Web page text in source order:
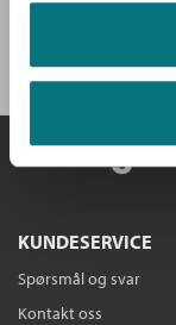
KUNDESERVICE
Spørsmål og svar
Kontakt oss